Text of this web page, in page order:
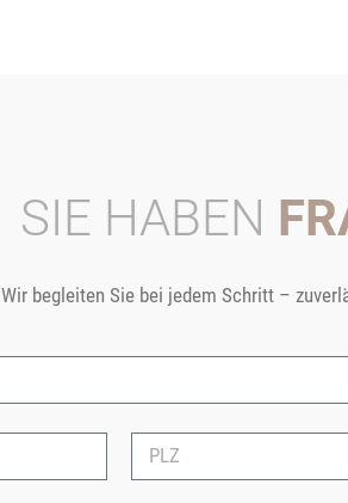
SIE HABEN
Wir begleiten Sie bei jedem Schritt –